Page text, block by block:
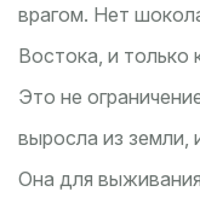
врагом. Нет
Востока, и только
Это не
выросла из земли,
Она для